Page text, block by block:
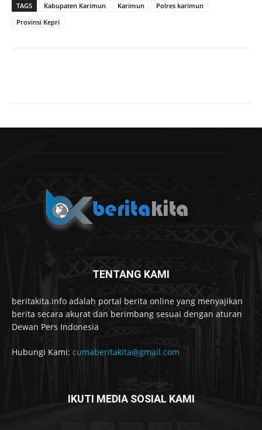
TAGS Kabupaten Karimun Karimun
Polres karimun
Provinsi Kepri
TENTANG KAMI
beritakita.info adalah portal berita online yang menyajikan
berita secara akurat dan berimbang sesuai dengan aturan
Dewan Pers Indonesia
Hubungi Kami: cumaberitakita@gmail.com
IKUTI MEDIA SOSIAL KAMI